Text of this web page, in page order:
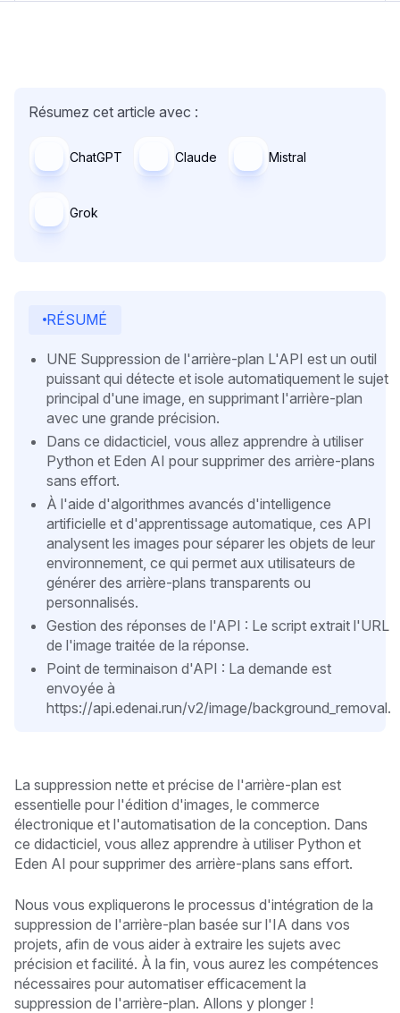
Résumez cet article avec :
ChatGPT Claude Mistral
Grok
RÉSUMÉ
UNE Suppression de l'arrière-plan L'API est un outil
puissant qui détecte et isole automatiquement le sujet
principal d'une image, en supprimant l'arrière-plan
avec une grande précision.
Dans ce didacticiel, vous allez apprendre à utiliser
Python et Eden AI pour supprimer des arrière-plans
sans effort.
À l'aide d'algorithmes avancés d'intelligence
artificielle et d'apprentissage automatique, ces API
analysent les images pour séparer les objets de leur
environnement, ce qui permet aux utilisateurs de
générer des arrière-plans transparents ou
personnalisés.
Gestion des réponses de l'API : Le script extrait l'URL
de l'image traitée de la réponse.
Point de terminaison d'API : La demande est
envoyée à
https://api.edenai.run/v2/image/background_removal.
La suppression nette et précise de l'arrière-plan est
essentielle pour l'édition d'images, le commerce
électronique et l'automatisation de la conception. Dans
ce didacticiel, vous allez apprendre à utiliser Python et
Eden AI pour supprimer des arrière-plans sans effort.
Nous vous expliquerons le processus d'intégration de la
suppression de l'arrière-plan basée sur l'IA dans vos
projets, afin de vous aider à extraire les sujets avec
précision et facilité. À la fin, vous aurez les compétences
nécessaires pour automatiser efficacement la
suppression de l'arrière-plan. Allons y plonger !